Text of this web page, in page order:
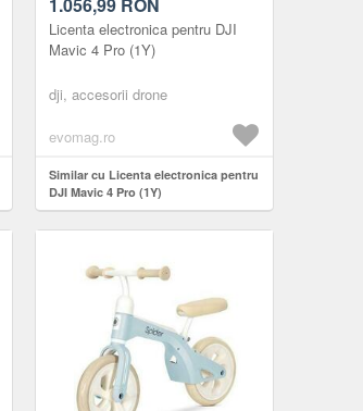
1.056,99 RON
Licenta electronica pentru DJI
Mavic 4 Pro (1Y)
dji, accesorii drone
evomag.ro
Similar cu Licenta electronica pentru
DJI Mavic 4 Pro (1Y)